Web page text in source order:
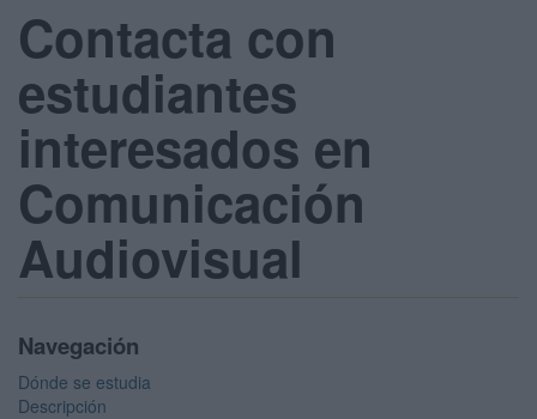
Contacta con
estudiantes
interesados en
Comunicación
Audiovisual
Navegación
Dónde se estudia
Descripción